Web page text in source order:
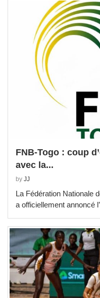
FNB-Togo : coup
avec la...
by JJ
La Fédération Nationale
a officiellement annoncé